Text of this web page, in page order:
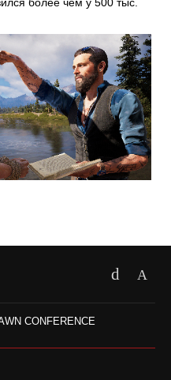
WN CONFERENCE